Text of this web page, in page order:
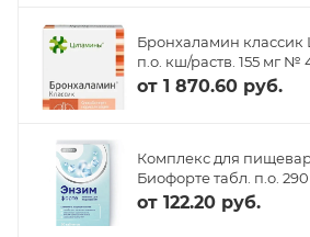
Бронхаламин классик
п.о. кш/раств. 155 мг №
от 1 870.60 руб.
Комплекс для
Биофорте табл. п.о.
от 122.20 руб.